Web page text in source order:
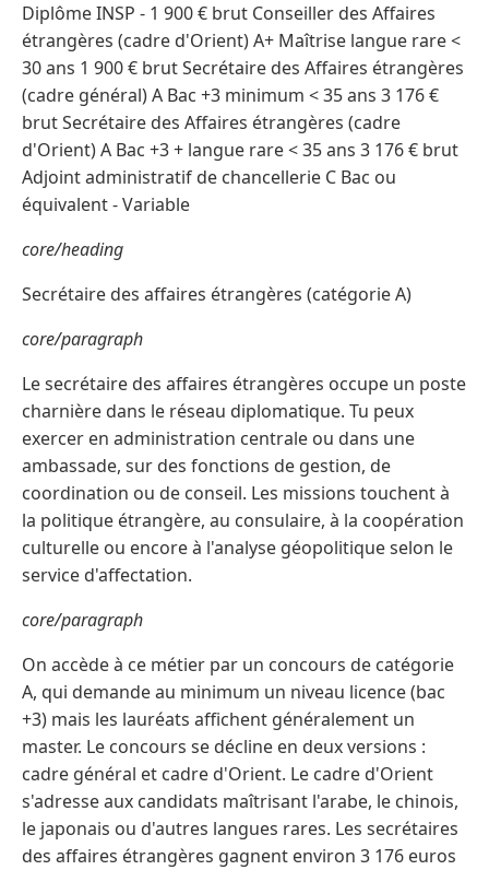
Diplôme INSP - 1 900 € brut Conseiller des Affaires
étrangères (cadre d'Orient) A+ Maîtrise langue rare <
30 ans 1 900 € brut Secrétaire des Affaires étrangères
(cadre général) A Bac +3 minimum < 35 ans 3 176 €
brut Secrétaire des Affaires étrangères (cadre
d'Orient) A Bac +3 + langue rare < 35 ans 3 176 € brut
Adjoint administratif de chancellerie C Bac ou
équivalent - Variable
core/heading
Secrétaire des affaires étrangères (catégorie A)
core/paragraph
Le secrétaire des affaires étrangères occupe un poste
charnière dans le réseau diplomatique. Tu peux
exercer en administration centrale ou dans une
ambassade, sur des fonctions de gestion, de
coordination ou de conseil. Les missions touchent à
la politique étrangère, au consulaire, à la coopération
culturelle ou encore à l'analyse géopolitique selon le
service d'affectation.
core/paragraph
On accède à ce métier par un concours de catégorie
A, qui demande au minimum un niveau licence (bac
+3) mais les lauréats affichent généralement un
master. Le concours se décline en deux versions :
cadre général et cadre d'Orient. Le cadre d'Orient
s'adresse aux candidats maîtrisant l'arabe, le chinois,
le japonais ou d'autres langues rares. Les secrétaires
des affaires étrangères gagnent environ 3 176 euros